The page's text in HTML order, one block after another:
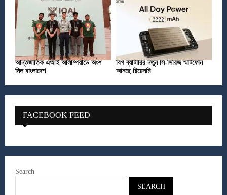
আন্তর্জাতিক এআই অলিম্পিয়াডে অংশ
নিল বাংলাদেশ
বিগ ব্যাটারির নতুন সি-সিরিজ স্মার্টফোন
আনছে রিয়েলমি
FACEBOOK FEED
Search
SEARCH